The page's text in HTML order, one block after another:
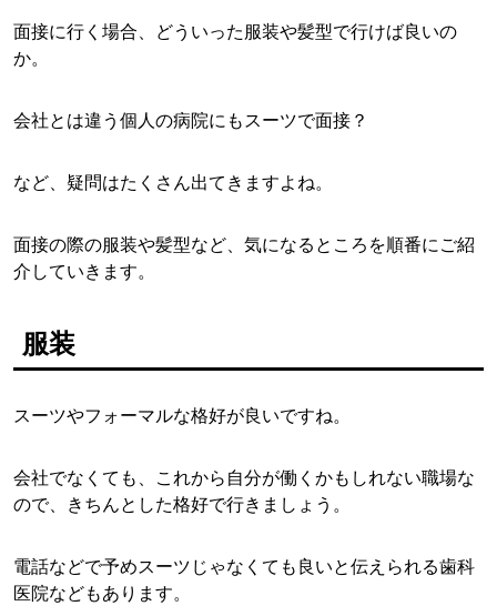
面接に行く場合、どういった服装や髪型で行けば良いの
か。
会社とは違う個人の病院にもスーツで面接？
など、疑問はたくさん出てきますよね。
面接の際の服装や髪型など、気になるところを順番にご紹
介していきます。
服装
スーツやフォーマルな格好が良いですね。
会社でなくても、これから自分が働くかもしれない職場な
ので、きちんとした格好で行きましょう。
電話などで予めスーツじゃなくても良いと伝えられる歯科
医院などもあります。